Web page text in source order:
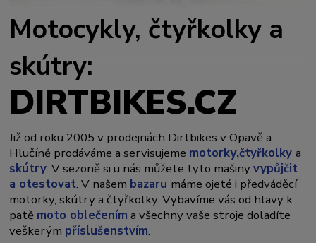
Motocykly, čtyřkolky a
skútry:
DIRTBIKES.CZ
Již od roku 2005 v prodejnách Dirtbikes v Opavě a
Hlučíně prodáváme a servisujeme motorky,čtyřkolkya
skútry. V sezoně si u nás můžete tyto mašinyvypůjčit
a otestovat. V našem bazaru máme ojeté i předváděcí
motorky, skútry a čtyřkolky. Vybavíme vás od hlavy k
patě moto oblečením a všechny vaše stroje doladíte
veškerým příslušenstvím.